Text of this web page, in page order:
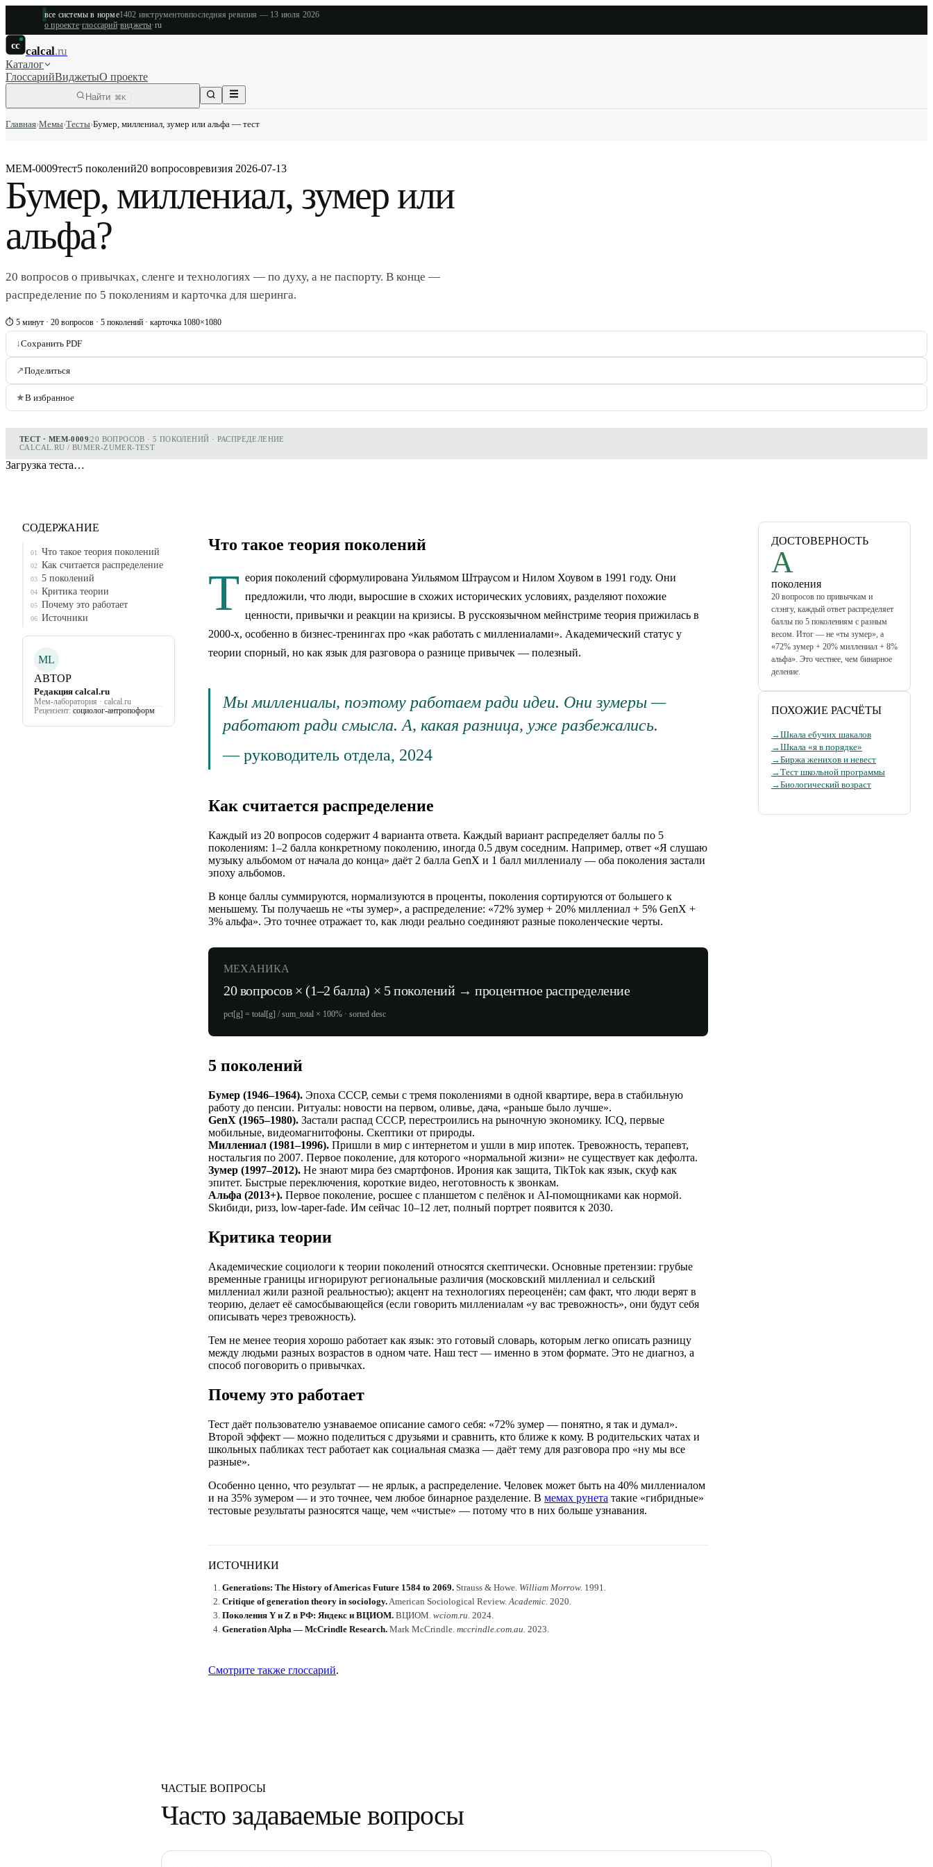
все системы в норме1402 инструментовпоследняя ревизия — 13 июля 2026
о проекте·глоссарий·виджеты·ru
cc calcal.ru
Каталог
ГлоссарийВиджетыО проекте
Найти ⌘K
Главная›Мемы›Тесты›Бумер, миллениал, зумер или альфа — тест
МЕМ-0009тест5 поколений20 вопросовревизия 2026-07-13
Бумер, миллениал, зумер или
альфа?
20 вопросов о привычках, сленге и технологиях — по духу, а не паспорту. В конце —
распределение по 5 поколениям и карточка для шеринга.
⏱ 5 минут · 20 вопросов · 5 поколений · карточка 1080×1080
↓Сохранить PDF
↗Поделиться
★В избранное
ТЕСТ · МЕМ-0009|20 ВОПРОСОВ · 5 ПОКОЛЕНИЙ · РАСПРЕДЕЛЕНИЕ
CALCAL.RU / BUMER-ZUMER-TEST
Загрузка теста…
СОДЕРЖАНИЕ
01 Что такое теория поколений
02 Как считается распределение
03 5 поколений
04 Критика теории
05 Почему это работает
06 Источники
ML
АВТОР
Редакция calcal.ru
Мем-лаборатория · calcal.ru
Рецензент: социолог-антропоформ
Что такое теория поколений
Т еория поколений сформулирована Уильямом Штраусом и Нилом Хоувом в 1991 году. Они
предложили, что люди, выросшие в схожих исторических условиях, разделяют похожие
ценности, привычки и реакции на кризисы. В русскоязычном мейнстриме теория прижилась в
2000-х, особенно в бизнес-тренингах про «как работать с миллениалами». Академический статус у
теории спорный, но как язык для разговора о разнице привычек — полезный.
Мы миллениалы, поэтому работаем ради идеи. Они зумеры —
работают ради смысла. А, какая разница, уже разбежались.
—руководитель отдела, 2024
Как считается распределение
Каждый из 20 вопросов содержит 4 варианта ответа. Каждый вариант распределяет баллы по 5
поколениям: 1–2 балла конкретному поколению, иногда 0.5 двум соседним. Например, ответ «Я слушаю
музыку альбомом от начала до конца» даёт 2 балла GenX и 1 балл миллениалу — оба поколения застали
эпоху альбомов.
В конце баллы суммируются, нормализуются в проценты, поколения сортируются от большего к
меньшему. Ты получаешь не «ты зумер», а распределение: «72% зумер + 20% миллениал + 5% GenX +
3% альфа». Это точнее отражает то, как люди реально соединяют разные поколенческие черты.
МЕХАНИКА
20 вопросов × (1–2 балла) × 5 поколений → процентное распределение
pct[g] = total[g] / sum_total × 100% · sorted desc
5 поколений
Бумер (1946–1964). Эпоха СССР, семьи с тремя поколениями в одной квартире, вера в стабильную
работу до пенсии. Ритуалы: новости на первом, оливье, дача, «раньше было лучше».
GenX (1965–1980). Застали распад СССР, перестроились на рыночную экономику. ICQ, первые
мобильные, видеомагнитофоны. Скептики от природы.
Миллениал (1981–1996). Пришли в мир с интернетом и ушли в мир ипотек. Тревожность, терапевт,
ностальгия по 2007. Первое поколение, для которого «нормальной жизни» не существует как дефолта.
Зумер (1997–2012). Не знают мира без смартфонов. Ирония как защита, TikTok как язык, скуф как
эпитет. Быстрые переключения, короткие видео, неготовность к звонкам.
Альфа (2013+). Первое поколение, росшее с планшетом с пелёнок и AI-помощниками как нормой.
Skибиди, ризз, low-taper-fade. Им сейчас 10–12 лет, полный портрет появится к 2030.
Критика теории
Академические социологи к теории поколений относятся скептически. Основные претензии: грубые
временные границы игнорируют региональные различия (московский миллениал и сельский
миллениал жили разной реальностью); акцент на технологиях переоценён; сам факт, что люди верят в
теорию, делает её самосбывающейся (если говорить миллениалам «у вас тревожность», они будут себя
описывать через тревожность).
Тем не менее теория хорошо работает как язык: это готовый словарь, которым легко описать разницу
между людьми разных возрастов в одном чате. Наш тест — именно в этом формате. Это не диагноз, а
способ поговорить о привычках.
Почему это работает
Тест даёт пользователю узнаваемое описание самого себя: «72% зумер — понятно, я так и думал».
Второй эффект — можно поделиться с друзьями и сравнить, кто ближе к кому. В родительских чатах и
школьных пабликах тест работает как социальная смазка — даёт тему для разговора про «ну мы все
разные».
Особенно ценно, что результат — не ярлык, а распределение. Человек может быть на 40% миллениалом
и на 35% зумером — и это точнее, чем любое бинарное разделение. В мемах рунета такие «гибридные»
тестовые результаты разносятся чаще, чем «чистые» — потому что в них больше узнавания.
ИСТОЧНИКИ
Generations: The History of Americas Future 1584 to 2069. Strauss & Howe William Morrow. 1991
Critique of generation theory in sociology. American Sociological Review. Academic 2020
Поколения Y и Z в РФ: Яндекс и ВЦИОМ. ВЦИОМ wciom.ru 2024
Generation Alpha — McCrindle Research. Mark McCrindle mccrindle.com.au 2023
Смотрите также глоссарий.
ДОСТОВЕРНОСТЬ
A
поколения
20 вопросов по привычкам и
слэнгу, каждый ответ распределяет
баллы по 5 поколениям с разным
весом. Итог — не «ты зумер», а
«72% зумер + 20% миллениал + 8%
альфа». Это честнее, чем бинарное
деление.
ПОХОЖИЕ РАСЧЁТЫ
→Шкала ебучих шакалов
→Шкала «я в порядке»
→Биржа женихов и невест
→Тест школьной программы
→Биологический возраст
ЧАСТЫЕ ВОПРОСЫ
Часто задаваемые вопросы